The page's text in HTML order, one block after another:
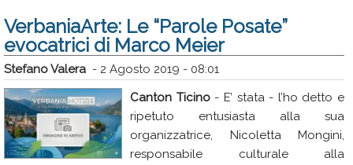
VerbaniaArte: Le “Parole Posate”
evocatrici di Marco Meier
Stefano Valera - 2 Agosto 2019 - 08:01
Canton Ticino- E’ stata - l’ho detto e
ripetuto entusiasta alla sua
organizzatrice, Nicoletta Mongini,
responsabile culturale alla